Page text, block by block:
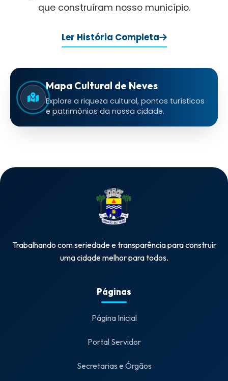
que construíram nosso município.
Ler História Completa
Mapa Cultural de Neves
Explore a riqueza cultural, pontos turísticos
e patrimônios da nossa cidade.
Trabalhando com seriedade e transparência para construir
uma cidade melhor para todos.
Páginas
Página Inicial
Portal Servidor
Secretarias e Órgãos